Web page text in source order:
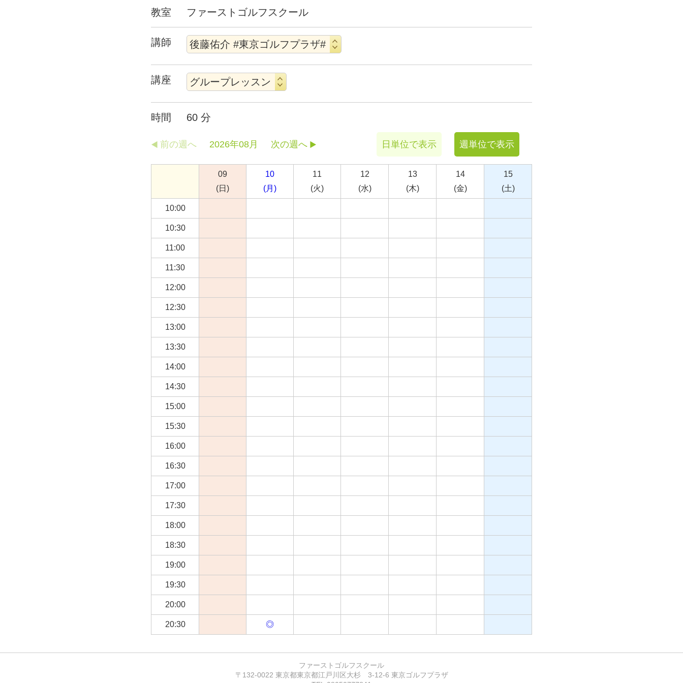
教室 ファーストゴルフスクール
講師
講座
時間 60 分
前の週へ 2026年08月 次の週へ 週単位で表示
日単位で表示
09
(日)
10
(月)
11
(火)
12
(水)
13
(木)
14
(金)
15
(土)
10:00
10:30
11:00
11:30
12:00
12:30
13:00
13:30
14:00
14:30
15:00
15:30
16:00
16:30
17:00
17:30
18:00
18:30
19:00
19:30
20:00
20:30 ◎
ファーストゴルフスクール
〒132-0022 東京都東京都江戸川区大杉 3-12-6 東京ゴルフプラザ